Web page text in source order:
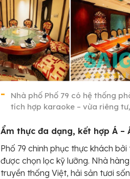
Nhà phố Phố 79 có hệ thống
tích hợp karaoke – vừa riêng
Ẩm thực đa dạng, kết hợp Á –
Phố 79 chinh phục thực khách
được chọn lọc kỹ lưỡng. Nhà
truyền thống Việt, hải sản tươi